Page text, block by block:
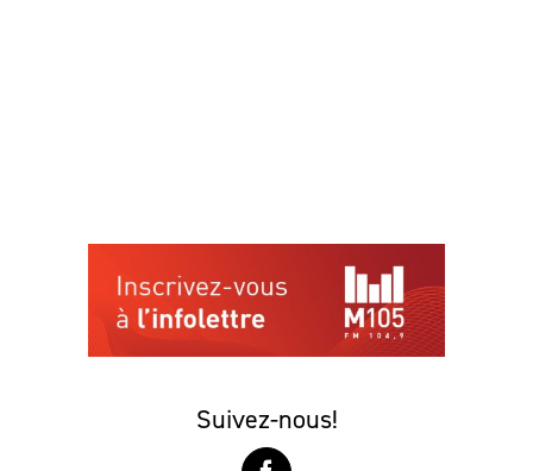
Suivez-nous!